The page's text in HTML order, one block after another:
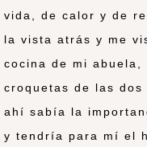
vida, de calor y de
la vista atrás y me
cocina de mi abuela,
croquetas de las dos
ahí sabía la
y tendría para mí el